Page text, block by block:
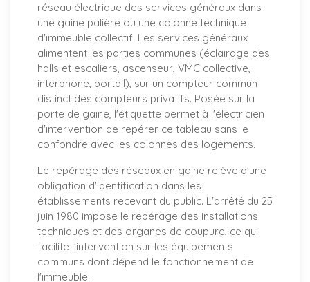
réseau électrique des services généraux dans
une gaine palière ou une colonne technique
d'immeuble collectif. Les services généraux
alimentent les parties communes (éclairage des
halls et escaliers, ascenseur, VMC collective,
interphone, portail), sur un compteur commun
distinct des compteurs privatifs. Posée sur la
porte de gaine, l'étiquette permet à l'électricien
d'intervention de repérer ce tableau sans le
confondre avec les colonnes des logements.
Le repérage des réseaux en gaine relève d'une
obligation d'identification dans les
établissements recevant du public. L'arrêté du 25
juin 1980 impose le repérage des installations
techniques et des organes de coupure, ce qui
facilite l'intervention sur les équipements
communs dont dépend le fonctionnement de
l'immeuble.